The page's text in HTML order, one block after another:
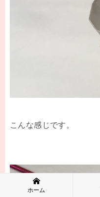
こんな感じです。
ホーム